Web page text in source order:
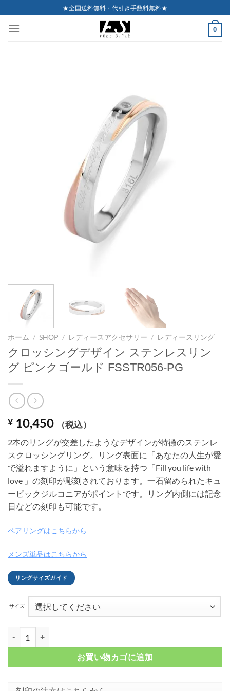
to
content
★全国送料無料・代引き手数料無料★
0
ホーム / SHOP / レディースアクセサリー / レディースリング
クロッシングデザイン ステンレスリン
グ ピンクゴールド FSSTR056-PG
¥ 10,450 （税込）
2本のリングが交差したようなデザインが特徴のステンレ
スクロッシングリング。リング表面に「あなたの人生が愛
で溢れますように」という意味を持つ「Fill you life with
love 」の刻印が彫刻されております。一石留められたキュ
ービックジルコニアがポイントです。リング内側には記念
日などの刻印も可能です。
ペアリングはこちらから
メンズ単品はこちらから
リングサイズガイド
サイズ
お買い物カゴに追加